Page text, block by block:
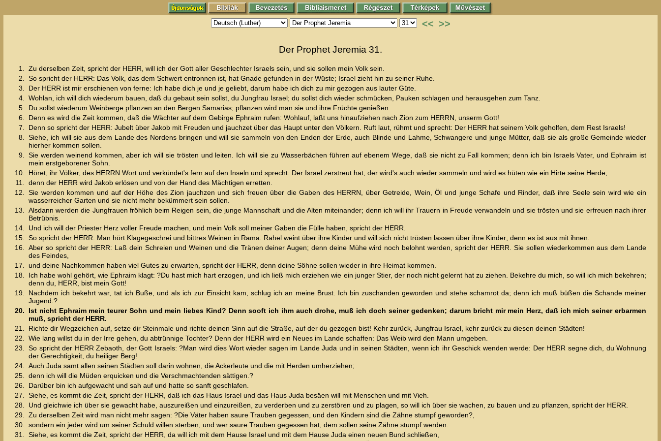
<< >>
Der Prophet Jeremia 31.
1.
Zu derselben Zeit, spricht der HERR, will ich der Gott aller Geschlechter Israels sein, und sie sollen mein Volk sein.
2.
So spricht der HERR: Das Volk, das dem Schwert entronnen ist, hat Gnade gefunden in der Wüste; Israel zieht hin zu seiner Ruhe.
3.
Der HERR ist mir erschienen von ferne: Ich habe dich je und je geliebt, darum habe ich dich zu mir gezogen aus lauter Güte.
4.
Wohlan, ich will dich wiederum bauen, daß du gebaut sein sollst, du Jungfrau Israel; du sollst dich wieder schmücken, Pauken schlagen und herausgehen zum Tanz.
5.
Du sollst wiederum Weinberge pflanzen an den Bergen Samarias; pflanzen wird man sie und ihre Früchte genießen.
6.
Denn es wird die Zeit kommen, daß die Wächter auf dem Gebirge Ephraim rufen: Wohlauf, laßt uns hinaufziehen nach Zion zum HERRN, unserm Gott!
7.
Denn so spricht der HERR: Jubelt über Jakob mit Freuden und jauchzet über das Haupt unter den Völkern. Ruft laut, rühmt und sprecht: Der HERR hat seinem Volk geholfen, dem Rest Israels!
8.
Siehe, ich will sie aus dem Lande des Nordens bringen und will sie sammeln von den Enden der Erde, auch Blinde und Lahme, Schwangere und junge Mütter, daß sie als große Gemeinde wieder
hierher kommen sollen.
9.
Sie werden weinend kommen, aber ich will sie trösten und leiten. Ich will sie zu Wasserbächen führen auf ebenem Wege, daß sie nicht zu Fall kommen; denn ich bin Israels Vater, und Ephraim ist
mein erstgeborener Sohn.
10.
Höret, ihr Völker, des HERRN Wort und verkündet's fern auf den Inseln und sprecht: Der Israel zerstreut hat, der wird's auch wieder sammeln und wird es hüten wie ein Hirte seine Herde;
11.
denn der HERR wird Jakob erlösen und von der Hand des Mächtigen erretten.
12.
Sie werden kommen und auf der Höhe des Zion jauchzen und sich freuen über die Gaben des HERRN, über Getreide, Wein, Öl und junge Schafe und Rinder, daß ihre Seele sein wird wie ein
wasserreicher Garten und sie nicht mehr bekümmert sein sollen.
13.
Alsdann werden die Jungfrauen fröhlich beim Reigen sein, die junge Mannschaft und die Alten miteinander; denn ich will ihr Trauern in Freude verwandeln und sie trösten und sie erfreuen nach ihrer
Betrübnis.
14.
Und ich will der Priester Herz voller Freude machen, und mein Volk soll meiner Gaben die Fülle haben, spricht der HERR.
15.
So spricht der HERR: Man hört Klagegeschrei und bittres Weinen in Rama: Rahel weint über ihre Kinder und will sich nicht trösten lassen über ihre Kinder; denn es ist aus mit ihnen.
16.
Aber so spricht der HERR: Laß dein Schreien und Weinen und die Tränen deiner Augen; denn deine Mühe wird noch belohnt werden, spricht der HERR. Sie sollen wiederkommen aus dem Lande
des Feindes,
17.
und deine Nachkommen haben viel Gutes zu erwarten, spricht der HERR, denn deine Söhne sollen wieder in ihre Heimat kommen.
18.
Ich habe wohl gehört, wie Ephraim klagt: ?Du hast mich hart erzogen, und ich ließ mich erziehen wie ein junger Stier, der noch nicht gelernt hat zu ziehen. Bekehre du mich, so will ich mich bekehren;
denn du, HERR, bist mein Gott!
19.
Nachdem ich bekehrt war, tat ich Buße, und als ich zur Einsicht kam, schlug ich an meine Brust. Ich bin zuschanden geworden und stehe schamrot da; denn ich muß büßen die Schande meiner
Jugend.?
20.
Ist nicht Ephraim mein teurer Sohn und mein liebes Kind? Denn sooft ich ihm auch drohe, muß ich doch seiner gedenken; darum bricht mir mein Herz, daß ich mich seiner erbarmen
muß, spricht der HERR.
21.
Richte dir Wegzeichen auf, setze dir Steinmale und richte deinen Sinn auf die Straße, auf der du gezogen bist! Kehr zurück, Jungfrau Israel, kehr zurück zu diesen deinen Städten!
22.
Wie lang willst du in der Irre gehen, du abtrünnige Tochter? Denn der HERR wird ein Neues im Lande schaffen: Das Weib wird den Mann umgeben.
23.
So spricht der HERR Zebaoth, der Gott Israels: ?Man wird dies Wort wieder sagen im Lande Juda und in seinen Städten, wenn ich ihr Geschick wenden werde: Der HERR segne dich, du Wohnung
der Gerechtigkeit, du heiliger Berg!
24.
Auch Juda samt allen seinen Städten soll darin wohnen, die Ackerleute und die mit Herden umherziehen;
25.
denn ich will die Müden erquicken und die Verschmachtenden sättigen.?
26.
Darüber bin ich aufgewacht und sah auf und hatte so sanft geschlafen.
27.
Siehe, es kommt die Zeit, spricht der HERR, daß ich das Haus Israel und das Haus Juda besäen will mit Menschen und mit Vieh.
28.
Und gleichwie ich über sie gewacht habe, auszureißen und einzureißen, zu verderben und zu zerstören und zu plagen, so will ich über sie wachen, zu bauen und zu pflanzen, spricht der HERR.
29.
Zu derselben Zeit wird man nicht mehr sagen: ?Die Väter haben saure Trauben gegessen, und den Kindern sind die Zähne stumpf geworden?,
30.
sondern ein jeder wird um seiner Schuld willen sterben, und wer saure Trauben gegessen hat, dem sollen seine Zähne stumpf werden.
31.
Siehe, es kommt die Zeit, spricht der HERR, da will ich mit dem Hause Israel und mit dem Hause Juda einen neuen Bund schließen,